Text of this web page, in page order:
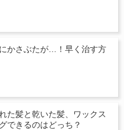
かさぶたが…！早く治す方
た髪と乾いた髪、ワックス
できるのはどっち？